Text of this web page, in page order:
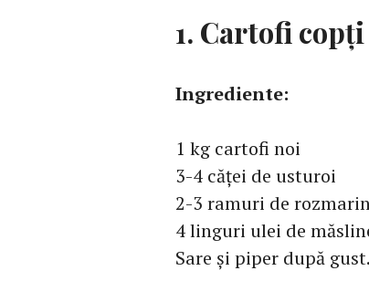
1. Cartofi
Ingrediente:
1 kg cartofi noi
3-4 căței de usturoi
2-3 ramuri de
4 linguri ulei de
Sare și piper după gust.